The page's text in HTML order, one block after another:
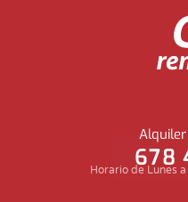
678
Horario de Lunes